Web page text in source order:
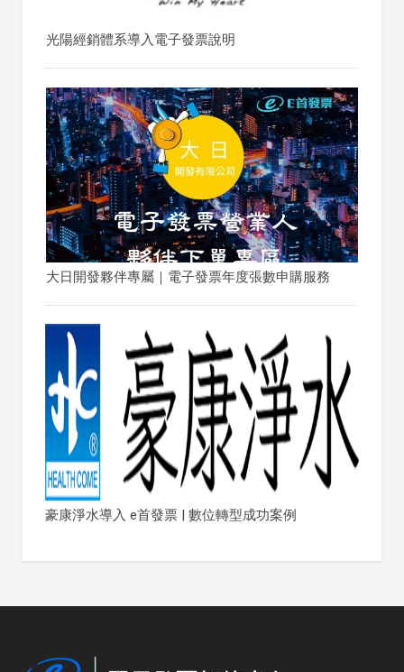
光陽經銷體系導入電子發票說明
大日開發夥伴專屬｜電子發票年度張數申購服務
豪康淨水導入 e首發票 | 數位轉型成功案例